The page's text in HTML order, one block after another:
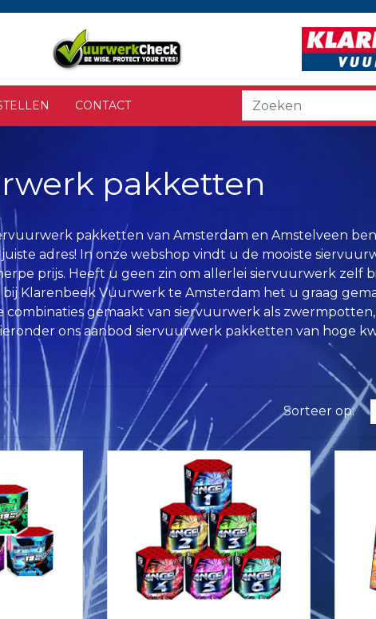
CONTACT
pakketten
pakketten van Amsterdam en Amstelveen
adres! In onze webshop vindt u de mooiste
prijs. Heeft u geen zin om allerlei siervuurwerk zelf
bij Klarenbeek Vuurwerk te Amsterdam het u graag
combinaties gemaakt van siervuurwerk als
ons aanbod siervuurwerk pakketten van hoge
Sorteer op: